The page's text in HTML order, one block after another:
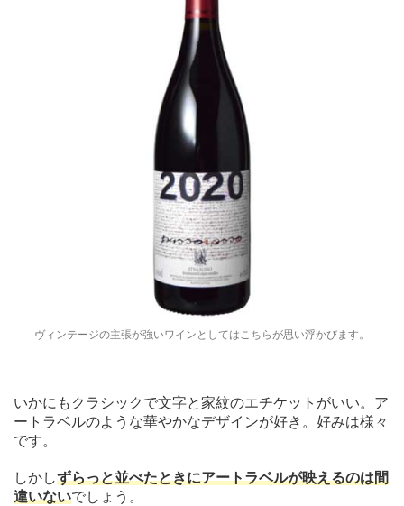
ヴィンテージの主張が強いワインとしてはこちらが思い浮かびます。
いかにもクラシックで文字と家紋のエチケットがいい。ア
ートラベルのような華やかなデザインが好き。好みは様々
です。
しかしずらっと並べたときにアートラベルが映えるのは間
違いないでしょう。